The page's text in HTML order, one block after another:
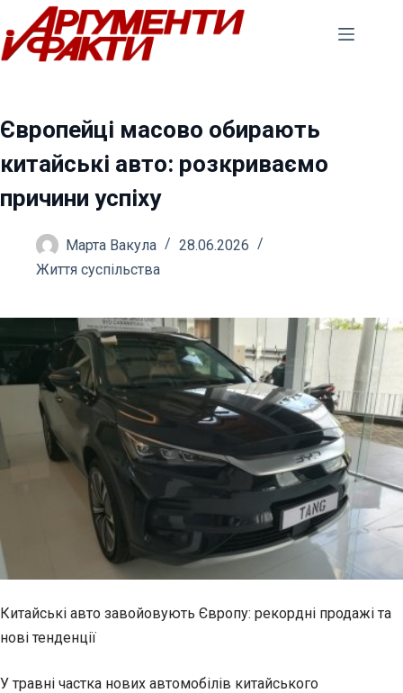
Перейти
до
вмісту
Європейці масово обирають
китайські авто: розкриваємо
причини успіху
Марта Вакула
28.06.2026
Життя суспільства
Китайські авто завойовують Європу: рекордні продажі та
нові тенденції
У травні частка нових автомобілів китайського